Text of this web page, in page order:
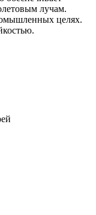
лучам.
целях.